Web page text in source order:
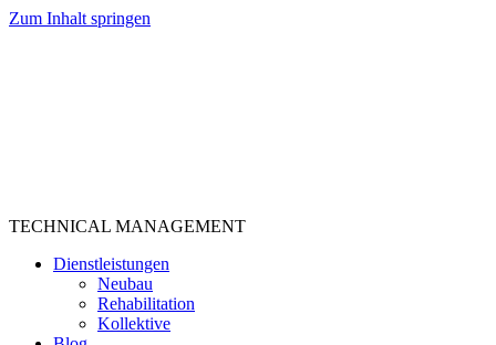
Zum Inhalt springen
TECHNICAL MANAGEMENT
Dienstleistungen
Neubau
Rehabilitation
Kollektive